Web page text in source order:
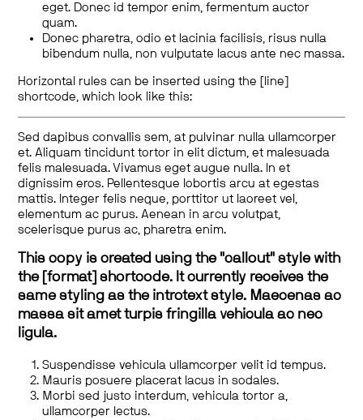
eget. Donec id tempor enim, fermentum auctor
quam.
Donec pharetra, odio et lacinia facilisis, risus nulla
bibendum nulla, non vulputate lacus ante nec massa.
Horizontal rules can be inserted using the [line]
shortcode, which look like this:
Sed dapibus convallis sem, at pulvinar nulla ullamcorper
et. Aliquam tincidunt tortor in elit dictum, et malesuada
felis malesuada. Vivamus eget augue nulla. In et
dignissim eros. Pellentesque lobortis arcu at egestas
mattis. Integer felis neque, porttitor ut laoreet vel,
elementum ac purus. Aenean in arcu volutpat,
scelerisque purus ac, pharetra enim.
This copy is created using the "callout" style with
the [format] shortcode. It currently receives the
same styling as the introtext style. Maecenas ac
massa sit amet turpis fringilla vehicula ac nec
ligula.
Suspendisse vehicula ullamcorper velit id tempus.
Mauris posuere placerat lacus in sodales.
Morbi sed justo interdum, vehicula tortor a,
ullamcorper lectus.